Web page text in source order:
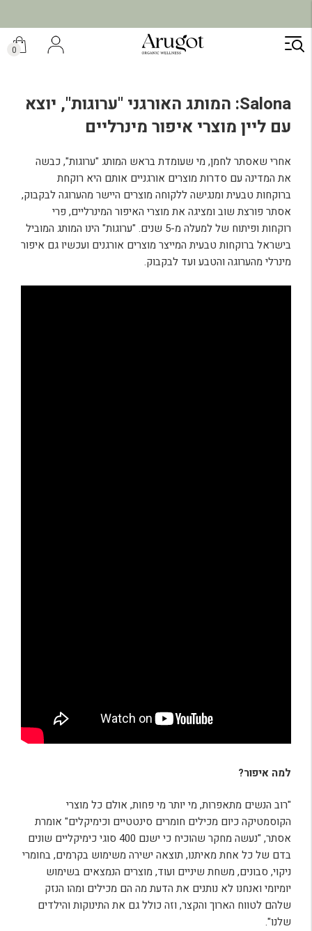
דילוג
לתוכן
0
Salona: המותג האורגני "ערוגות", יוצא
עם ליין מוצרי איפור מינרליים
אחרי שאסתר לחמן, מי שעומדת בראש המותג "ערוגות", כבשה
את המדינה עם סדרות מוצרים אורגניים אותם היא רוקחת
ברוקחות טבעית ומנגישה ללקוחה מוצרים היישר מהערוגה לבקבוק,
אסתר פורצת שוב ומציגה את מוצרי האיפור המינרליים, פרי
רוקחות ופיתוח של למעלה מ-5 שנים. "ערוגות" הינו המותג המוביל
בישראל ברוקחות טבעית המייצר מוצרים אורגנים ועכשיו גם איפור
מינרלי מהערוגה והטבע ועד לבקבוק.
למה איפור?
"רוב הנשים מתאפרות, מי יותר מי פחות, אולם כל מוצרי
הקוסמטיקה כיום מכילים חומרים סינטטיים וכימיקלים" אומרת
אסתר, "נעשה מחקר שהוכיח כי ישנם 400 סוגי כימיקליים שונים
בדם של כל אחת מאיתנו, תוצאה ישירה משימוש בקרמים, בחומרי
ניקוי, סבונים, משחת שיניים ועוד, מוצרים הנמצאים בשימוש
יומיומי ואנחנו לא נותנים את הדעת מה הם מכילים ומהו הנזק
שלהם לטווח הארוך והקצר, וזה כולל גם את התינוקות והילדים
שלנו".